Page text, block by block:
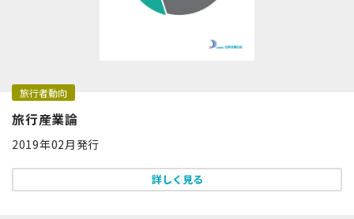
旅行者動向
旅行産業論
2019年02月発行
詳しく見る